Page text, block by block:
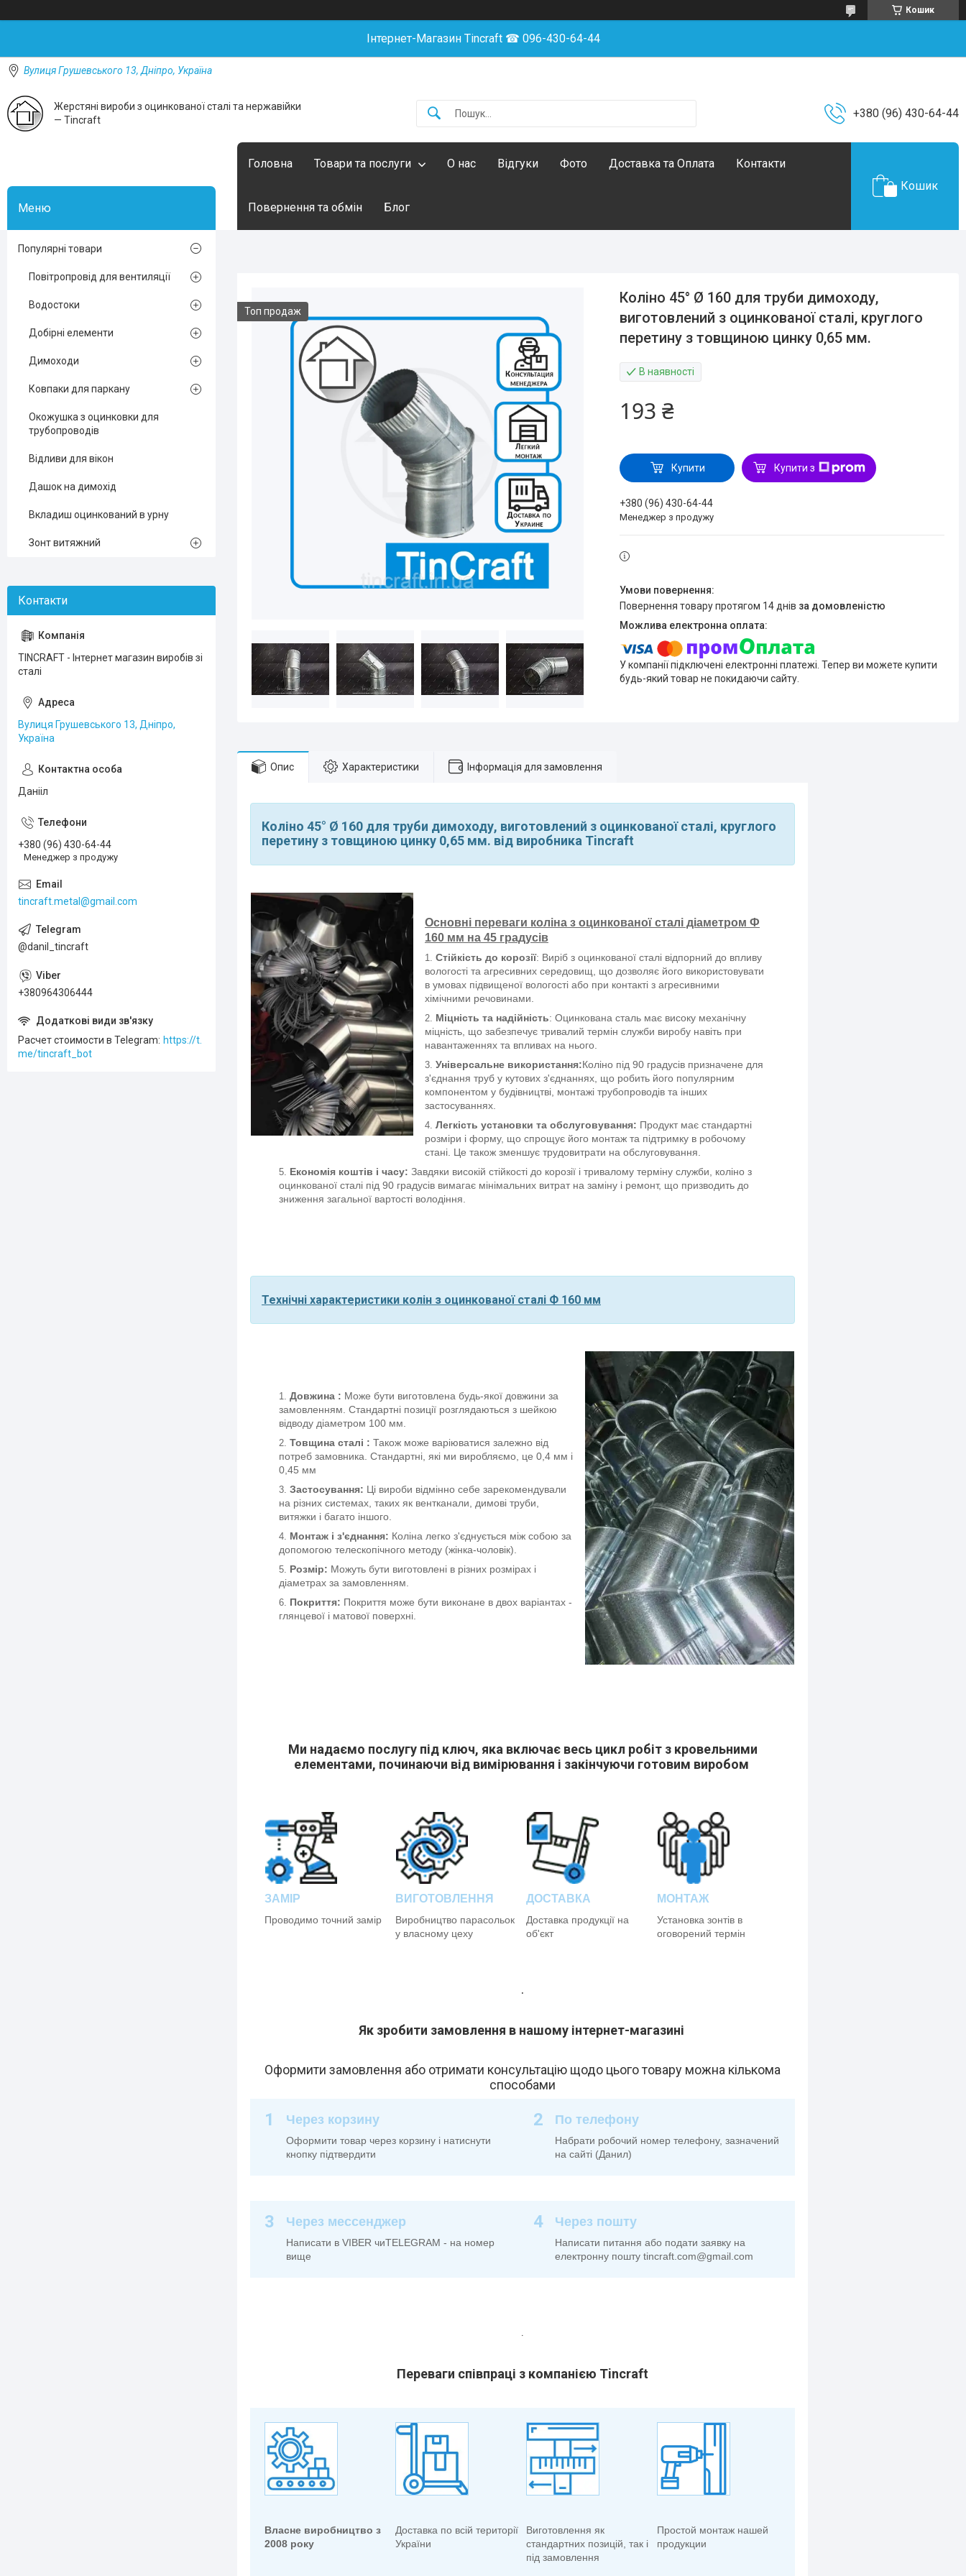
Кошик
Інтернет-Магазин Tincraft ☎︎ 096-430-64-44
Вулиця Грушевського 13, Дніпро, Україна
Жерстяні вироби з оцинкованої сталі та нержавійки
— Tincraft
+380 (96) 430-64-44
Головна Товари та послуги О нас Відгуки Фото Доставка та Оплата Контакти
Повернення та обмін Блог
Кошик
Топ продаж
Коліно 45° Ø 160 для труби димоходу,
виготовлений з оцинкованої сталі, круглого
перетину з товщиною цинку 0,65 мм.
В наявності
193 ₴
Купити Купити з
+380 (96) 430-64-44
Менеджер з продужу
повернення товару протягом 14 днів за домовленістю
У компанії підключені електронні платежі. Тепер ви можете купити
будь-який товар не покидаючи сайту.
Опис Характеристики Інформація для замовлення
Коліно 45° Ø 160 для труби димоходу, виготовлений з оцинкованої сталі, круглого
перетину з товщиною цинку 0,65 мм. від виробника Tincraft
Основні переваги коліна з оцинкованої сталі діаметром Ф
160 мм на 45 градусів
Стійкість до корозії: Виріб з оцинкованої сталі відпорний до впливу
вологості та агресивних середовищ, що дозволяє його використовувати
в умовах підвищеної вологості або при контакті з агресивними
хімічними речовинами.
Міцність та надійність: Оцинкована сталь має високу механічну
міцність, що забезпечує тривалий термін служби виробу навіть при
навантаженнях та впливах на нього.
Універсальне використання:Коліно під 90 градусів призначене для
з'єднання труб у кутових з'єднаннях, що робить його популярним
компонентом у будівництві, монтажі трубопроводів та інших
застосуваннях.
Легкість установки та обслуговування: Продукт має стандартні
розміри і форму, що спрощує його монтаж та підтримку в робочому
стані. Це також зменшує трудовитрати на обслуговування.
Економія коштів і часу: Завдяки високій стійкості до корозії і тривалому терміну служби, коліно з
оцинкованої сталі під 90 градусів вимагає мінімальних витрат на заміну і ремонт, що призводить до
зниження загальної вартості володіння.
Технічні характеристики колін з оцинкованої сталі Ф 160 мм
Довжина : Може бути виготовлена будь-якої довжини за
замовленням. Стандартні позиції розглядаються з шейкою
відводу діаметром 100 мм.
Товщина сталі : Також може варіюватися залежно від
потреб замовника. Стандартні, які ми виробляємо, це 0,4 мм і
0,45 мм
Застосування: Ці вироби відмінно себе зарекомендували
на різних системах, таких як вентканали, димові труби,
витяжки і багато іншого.
Монтаж і з'єднання: Коліна легко з'єднується між собою за
допомогою телескопічного методу (жінка-чоловік).
Розмір: Можуть бути виготовлені в різних розмірах і
діаметрах за замовленням.
Покриття: Покриття може бути виконане в двох варіантах -
глянцевої і матової поверхні.
Ми надаємо послугу під ключ, яка включає весь цикл робіт з кровельними
елементами, починаючи від вимірювання і закінчуючи готовим виробом
ЗАМІР
Проводимо точний замір
ВИГОТОВЛЕННЯ
Виробництво парасольок
у власному цеху
ДОСТАВКА
Доставка продукції на
об'єкт
МОНТАЖ
Установка зонтів в
оговорений термін
.
Як зробити замовлення в нашому інтернет-магазині
Оформити замовлення або отримати консультацію щодо цього товару можна кількома
способами
1 Через корзину
Оформити товар через корзину і натиснути
кнопку підтвердити
2 По телефону
Набрати робочий номер телефону, зазначений
на сайті (Данил)
3 Через мессенджер
Написати в VIBER чиTELEGRAM - на номер
вище
4 Через пошту
Написати питання або подати заявку на
електронну пошту tincraft.com@gmail.com
.
Переваги співпраці з компанією Tincraft
Власне виробництво з
2008 року
Доставка по всій території
України
Виготовлення як
стандартних позицій, так і
під замовлення
Простой монтаж нашей
продукции
Популярні товари
Повітропровід для вентиляції
Водостоки
Добірні елементи
Димоходи
Ковпаки для паркану
Окожушка з оцинковки для
трубопроводів
Відливи для вікон
Дашок на димохід
Вкладиш оцинкований в урну
Зонт витяжний
TINCRAFT - Інтернет магазин виробів зі
сталі
Вулиця Грушевського 13, Дніпро,
Україна
Данііл
+380 (96) 430-64-44
Менеджер з продужу
tincraft.metal@gmail.com
@danil_tincraft
+380964306444
Расчет стоимости в Telegram
https://t.
me/tincraft_bot